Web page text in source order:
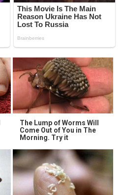
The Lump of Worms Will
Come Out of You in The
Morning. Try it